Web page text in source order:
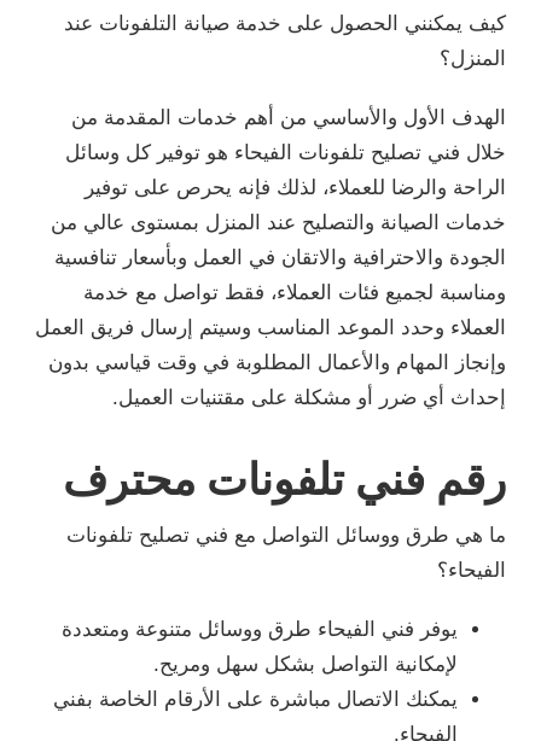
كيف يمكنني الحصول على خدمة صيانة التلفونات عند
المنزل؟
الهدف الأول والأساسي من أهم خدمات المقدمة من
خلال فني تصليح تلفونات الفيحاء هو توفير كل وسائل
الراحة والرضا للعملاء، لذلك فإنه يحرص على توفير
خدمات الصيانة والتصليح عند المنزل بمستوى عالي من
الجودة والاحترافية والاتقان في العمل وبأسعار تنافسية
ومناسبة لجميع فئات العملاء، فقط تواصل مع خدمة
العملاء وحدد الموعد المناسب وسيتم إرسال فريق العمل
وإنجاز المهام والأعمال المطلوبة في وقت قياسي بدون
إحداث أي ضرر أو مشكلة على مقتنيات العميل.
رقم فني تلفونات محترف
ما هي طرق ووسائل التواصل مع فني تصليح تلفونات
الفيحاء؟
يوفر فني الفيحاء طرق ووسائل متنوعة ومتعددة
لإمكانية التواصل بشكل سهل ومريح.
يمكنك الاتصال مباشرة على الأرقام الخاصة بفني
الفيحاء.